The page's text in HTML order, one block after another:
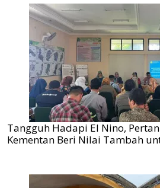
Tangguh Hadapi El Nino,
Kementan Beri Nilai Tambah